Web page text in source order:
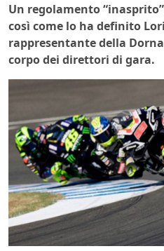
Un regolamento
così come lo ha definito
rappresentante della
corpo dei direttori di gara.